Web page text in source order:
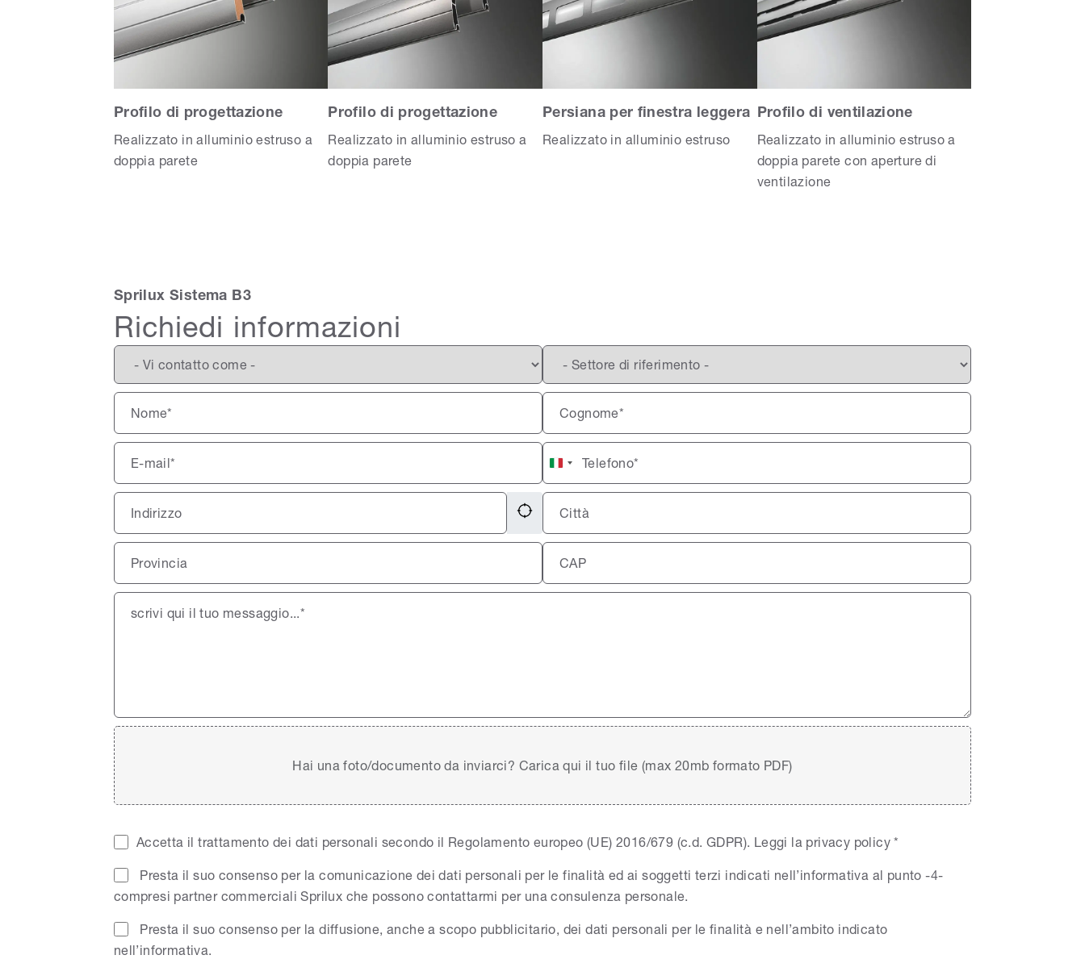
Profilo di progettazione
Realizzato in alluminio estruso a
doppia parete
Profilo di progettazione
Realizzato in alluminio estruso a
doppia parete
Persiana per finestra leggera
Realizzato in alluminio estruso
Profilo di ventilazione
Realizzato in alluminio estruso a
doppia parete con aperture di
ventilazione
Sprilux Sistema B3
Richiedi informazioni
Italy
+39
Hai una foto/documento da inviarci? Carica qui il tuo file (max 20mb formato PDF)
Accetta il trattamento dei dati personali secondo il Regolamento europeo (UE) 2016/679 (c.d. GDPR). Leggi la privacy policy*
Presta il suo consenso per la comunicazione dei dati personali per le finalità ed ai soggetti terzi indicati nell’informativa al punto -4-
compresi partner commerciali Sprilux che possono contattarmi per una consulenza personale.
Presta il suo consenso per la diffusione, anche a scopo pubblicitario, dei dati personali per le finalità e nell’ambito indicato
nell’informativa.